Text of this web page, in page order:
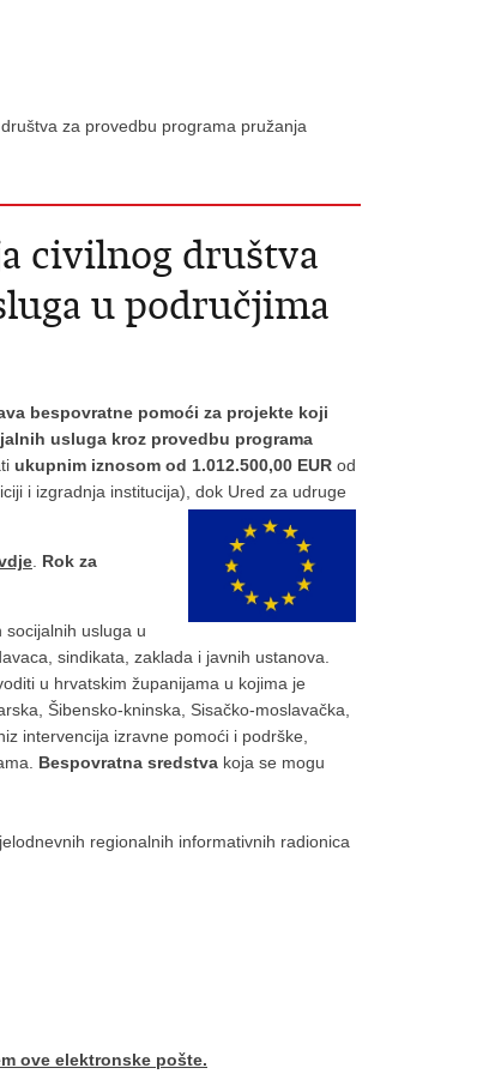
za provedbu programa pružanja
civilnog društva
u područjima
bespovratne pomoći za projekte koji
usluga kroz provedbu programa
ukupnim iznosom od 1.012.500,00 EUR od
i izgradnja institucija), dok Ured za udruge
Rok za
usluga u
sindikata, zaklada i javnih ustanova.
u hrvatskim županijama u kojima je
Šibensko-kninska, Sisačko-moslavačka,
intervencija izravne pomoći i podrške,
Bespovratna sredstva koja se mogu
regionalnih informativnih radionica
ove elektronske pošte.